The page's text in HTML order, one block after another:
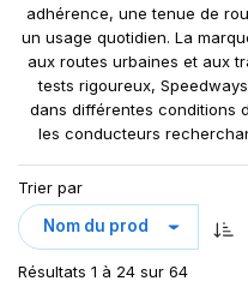
PK 319
POWERGRIP
POWER GRIP G-2
POWER LUG (R-4)
SAMRAT
SW-101
adhérence, une tenue de
un usage quotidien. La
aux routes urbaines et aux
tests rigoureux,
dans différentes conditions
les conducteurs
Trier par
Résultats 1 à 24 sur 64